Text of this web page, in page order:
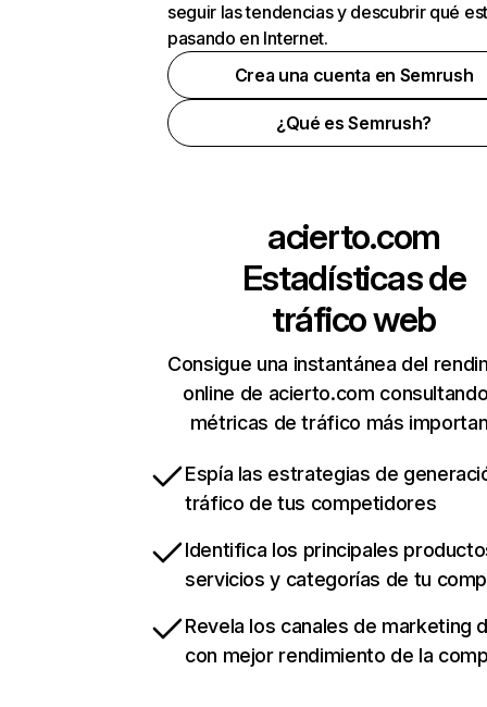
seguir las tendencias y descubrir qué
pasando en Internet.
Crea una cuenta en Semrush
¿Qué es Semrush?
acierto.com
Estadísticas de
tráfico web
Consigue una instantánea del
online de acierto.com
métricas de tráfico más
Espía las estrategias de
tráfico de tus competidores
Identifica los principales
servicios y categorías de tu
Revela los canales de marketing
con mejor rendimiento de la